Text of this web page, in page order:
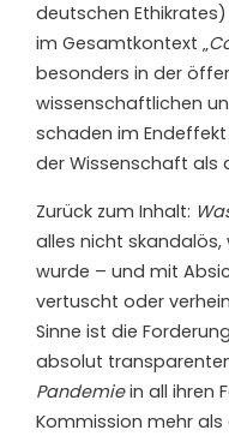
deutschen Ethikrates)
im Gesamtkontext „
besonders in der
wissenschaftlichen
schaden im
der Wissenschaft als
Zurück zum Inhalt:
alles nicht
wurde – und mit
vertuscht oder
Sinne ist die
absolut
Pandemiein all ihren
Kommission mehr